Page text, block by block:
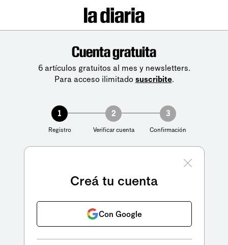
Cuenta gratuita
6 artículos gratuitos al mes y newsletters.
Para acceso ilimitado suscribite.
1
Registro
2
Verificar cuenta
3
Confirmación
Creá tu cuenta
Con Google